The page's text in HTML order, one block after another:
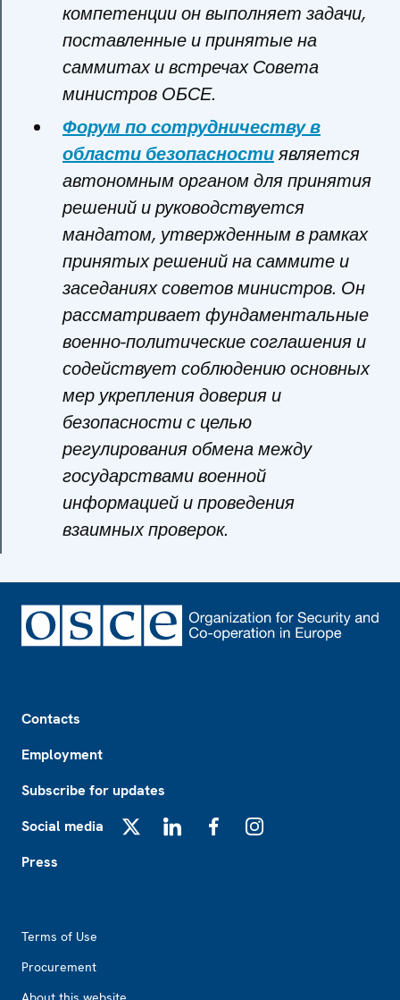
компетенции он выполняет задачи,
поставленные и принятые на
саммитах и встречах Совета
министров ОБСЕ.
Форум по сотрудничеству в
области безопасностиявляется
автономным органом для принятия
решений и руководствуется
мандатом, утвержденным в рамках
принятых решений на саммите и
заседаниях советов министров. Он
рассматривает фундаментальные
военно-политические соглашения и
содействует соблюдению основных
мер укрепления доверия и
безопасности с целью
регулирования обмена между
государствами военной
информацией и проведения
взаимных проверок.
Contacts
Employment
Subscribe for updates
Social media
Press
Terms of Use
Procurement